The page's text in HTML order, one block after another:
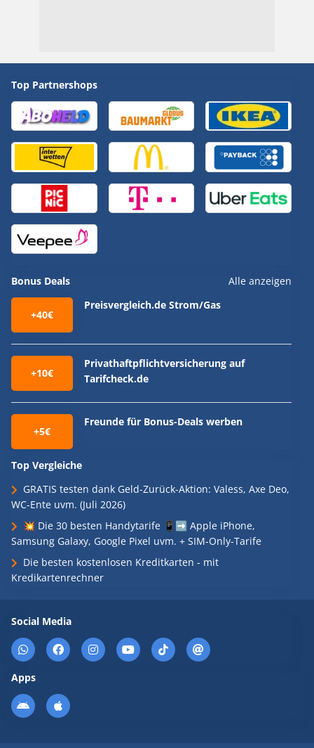
Top Partnershops
Bonus Deals Alle anzeigen
+40€
Preisvergleich.de Strom/Gas
+10€
Privathaftpflichtversicherung auf
Tarifcheck.de
+5€
Freunde für Bonus-Deals werben
Top Vergleiche
GRATIS testen dank Geld-Zurück-Aktion: Valess, Axe Deo,
WC-Ente uvm. (Juli 2026)
💥 Die 30 besten Handytarife 📱➡️ Apple iPhone,
Samsung Galaxy, Google Pixel uvm. + SIM-Only-Tarife
Die besten kostenlosen Kreditkarten - mit
Kredikartenrechner
Social Media
Apps